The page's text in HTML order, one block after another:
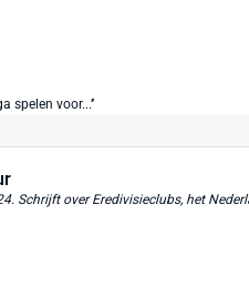
Schrijft over Eredivisieclubs, het